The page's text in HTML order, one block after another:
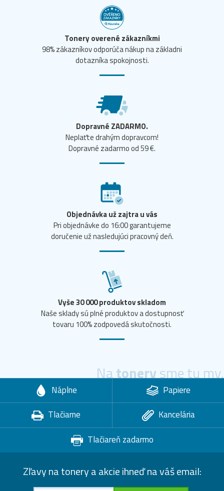
Tonery overené zákazníkmi
98% zákazníkov odporúča nákup na základni
dotazníka spokojnosti.
Dopravné ZADARMO.
Neplaťte drahým dopravcom!
Dopravné zadarmo od 59 €.
Objednávka už zajtra u vás
Pri objednávke do 16:00 garantujeme
doručenie už nasledujúci pracovný deň.
Vyše 30 000 produktov skladom
Naše sklady sú plné produktov a dostupnosť
tovaru 100% zodpovedá skutočnosti.
Natonerysme tu my.
Náplne
Papiere
Tlačiarne
Kancelária
Tlačiareň zadarmo
Zľavy na tonery a akcie ihneď na váš email: